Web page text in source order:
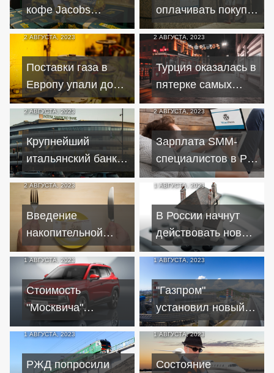
кофе Jacobs
выведет свои
бренды из России
до конца 2023 года
оплачивать покупки
в Турции с
помощью
виртуальной карты
2 АВГУСТА, 2023
Поставки газа в
Европу упали до
минимума с ноября
2021 года –
Bloomberg
2 АВГУСТА, 2023
Турция оказалась в
пятерке самых
дорогих стран для
российских
туристов
2 АВГУСТА, 2023
Крупнейший
итальянский банк
Intesa Sanpaolo
закроет отделение
в Москве
2 АВГУСТА, 2023
Зарплата SMM-
специалистов в РФ
выросла на 24% из-
за дефицита
сотрудников
2 АВГУСТА, 2023
Введение
накопительной
пенсии изменило
модель поведения
россиян
1 АВГУСТА, 2023
В России начнут
действовать новые
ограничения в
ипотеке – с 1
октября
1 АВГУСТА, 2023
Стоимость
"Москвича"
выросла на 11
процентов, до 2,2
млн рублей
1 АВГУСТА, 2023
"Газпром"
установил новый
рекорд по
поставкам газа в
Китай
1 АВГУСТА, 2023
РЖД попросили
1 АВГУСТА, 2023
Состояние